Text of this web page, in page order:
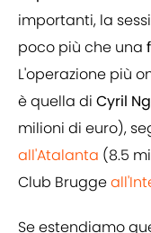
importanti, la
poco più che una
L'operazione più
è quella di Cyril
milioni di euro),
all'Atalanta (8.5
Club Brugge
Se estendiamo